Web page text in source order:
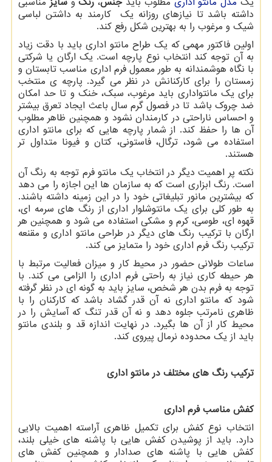
داشته باشد تا نیازهای روزانه یک کارمند به داشتن لباسی
شیک و مرغوب را به بهترین شکل رفع کند.
اولین فاکتور مهمی که یک طراح مانتو اداری باید با دقت زیاد
به آن توجه کند انتخاب نوع پارچه است. یک ارگان یا شرکتی
با نگاه هوشمندانه به طور معمول فرم اداری مناسب تابستان و
زمستان را برای کارکنانش در نظر می گیرد. پارچه ی منتخب
برای یک مانتواداری باید مرغوب، سبک، خنک و تا حد امکان
ضد چروک باشد تا در فصول گرم سال باعث ایجاد تعرق بیشتر
و احساس ناراحتی در کارمندان نشود و همچنین ظاهر مطلوب
آن ها را حفظ کند. از شمار پارچه هایی که برای مانتو اداری
استفاده می شود، ترگال، فاستونی، کتان و فیونا متداول تر
هستند.
نکته پر اهمیت دیگر در انتخاب یک مانتو فرم توجه به رنگ آن
است. رنگ ابزاری است که به سازمان ها این اجازه را می دهد
که بیشترین مانور تبلیغاتی خود را در این زمینه داشته باشند.
به طور کلی برای یک مانتوشلوار اداری از رنگ های سرمه ای،
قهوه ای، طوسی، کرم و مشکی استفاده می شود و همچنین هر
ارگان با ترکیب رنگ های دیگر در طراحی مانتو اداری و مقنعه
ترکیب رنگ فرم اداری خود را متمایز می کند.
ساعات طولانی حضور در محیط کار و میزان فعالیت مرتبط با
هر حیطه کاری نیاز به راحتی فرم اداری را الزامی می کند. با
توجه به فرم بدن هر شخص، سایز باید به گونه ای در نظر گرفته
شود که مانتو اداری نه آن قدر گشاد باشد که کارکنان را با
ظاهری نامرتب جلوه دهد و نه آن قدر تنگ که آسایش را در
محیط کار از آن ها بگیرد. در نهایت اندازه قد و بلندی مانتو
باید از یک محدوده نرمال پیروی کند.
ترکیب رنگ های مختلف در مانتو اداری
کفش مناسب فرم اداری
انتخاب نوع کفش برای تکمیل ظاهری آراسته اهمیت بالایی
دارد. باید از پوشیدن کفش هایی با پاشنه های خیلی بلند،
کفش هایی با پاشنه های صدادار و همچنین کفش های